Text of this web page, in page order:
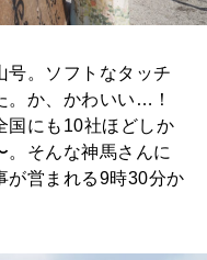
号。ソフトなタッチ
。か、かわいい…！
国にも10社ほどしか
。そんな神馬さんに
が営まれる9時30分か